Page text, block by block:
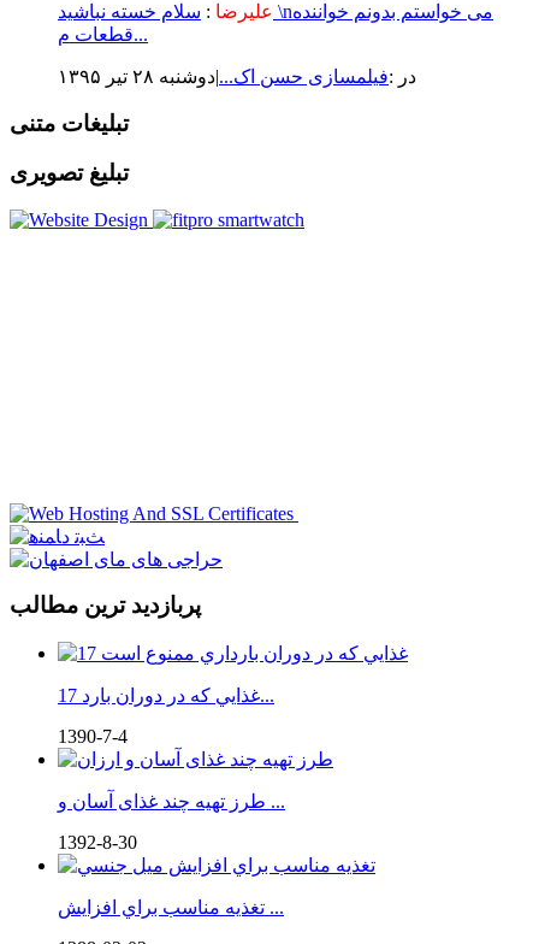
علیرضا : سلام خسته نباشید \nمی خواستم بدونم خواننده
قطعات م...
در :فیلمسازی حسن اک...|دوشنبه ۲۸ تير ۱۳۹۵
تبلیغات متنی
تبلیغ تصویری
پربازدید ترین مطالب
17 غذايي كه در دوران بارد...
1390-7-4
طرز تهیه چند غذای آسان و ...
1392-8-30
تغذيه مناسب براي افزايش ...